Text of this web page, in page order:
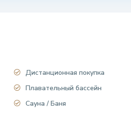
Дистанционная покупка
Плавательный бассейн
Сауна / Баня